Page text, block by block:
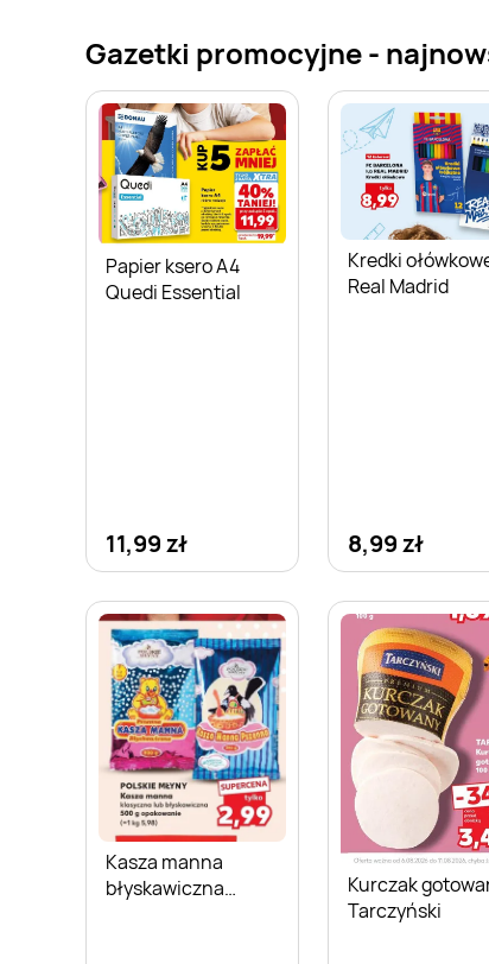
Gazetki promocyjne -
Papier ksero A4
Quedi Essential
11,99 zł
Kredki
Real Madrid
8,99 zł
Kasza manna
błyskawiczna
Kurczak
Tarczyński